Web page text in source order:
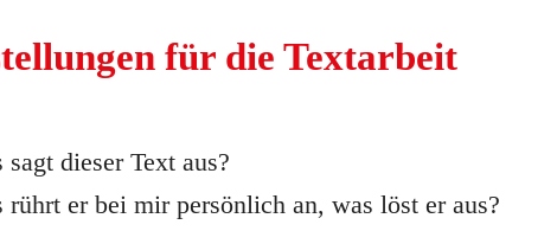
für die Textarbeit
sagt dieser Text aus?
rührt er bei mir persönlich an, was löst er aus?